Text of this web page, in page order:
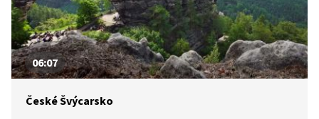
06:07
České Švýcarsko